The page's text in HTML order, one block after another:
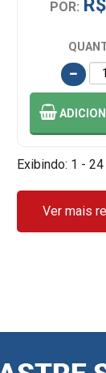
POR:
Exibindo: 1 -
Ver mais